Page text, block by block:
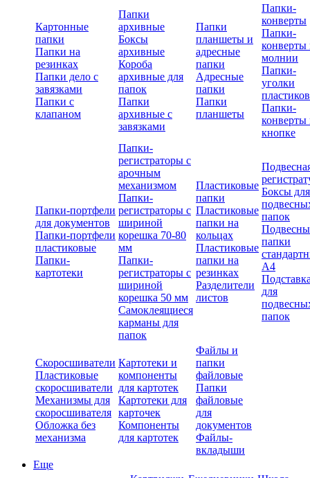
Картонные
папки
Папки на
резинках
Папки дело с
завязками
Папки с
клапаном
Папки
архивные
Боксы
архивные
Короба
архивные для
папок
Папки
архивные с
завязками
Папки
планшеты и
адресные
папки
Адресные
папки
Папки
планшеты
Папки-
конверты
Папки-
конверты
молнии
Папки-
уголки
Папки-
конверты
кнопке
Папки-портфели
для документов
Папки-портфели
пластиковые
Папки-
картотеки
Папки-
регистраторы с
арочным
механизмом
Папки-
регистраторы с
шириной
корешка 70-80
мм
Папки-
регистраторы с
шириной
корешка 50 мм
Самоклеящиеся
карманы для
папок
Пластиковые
папки
Пластиковые
папки на
кольцах
Пластиковые
папки на
резинках
Разделители
листов
Боксы для
папок
папки
А4
для
папок
Скоросшиватели
Пластиковые
скоросшиватели
Механизмы для
скоросшивателя
Обложка без
механизма
Картотеки и
компоненты
для картотек
Картотеки для
карточек
Компоненты
для картотек
Файлы и
папки
файловые
Папки
файловые
для
документов
Файлы-
вкладыши
Еще